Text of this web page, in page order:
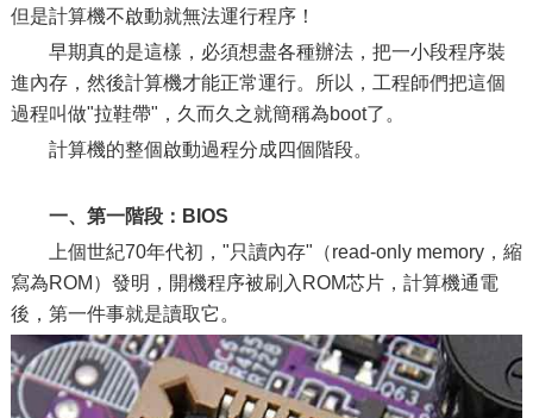
但是計算機不啟動就無法運行程序！
早期真的是這樣，必須想盡各種辦法，把一小段程序裝
進內存，然後計算機才能正常運行。所以，工程師們把這個
過程叫做"拉鞋帶"，久而久之就簡稱為boot了。
計算機的整個啟動過程分成四個階段。
一、第一階段：BIOS
上個世紀70年代初，"只讀內存"（read-only memory，縮
寫為ROM）發明，開機程序被刷入ROM芯片，計算機通電
後，第一件事就是讀取它。